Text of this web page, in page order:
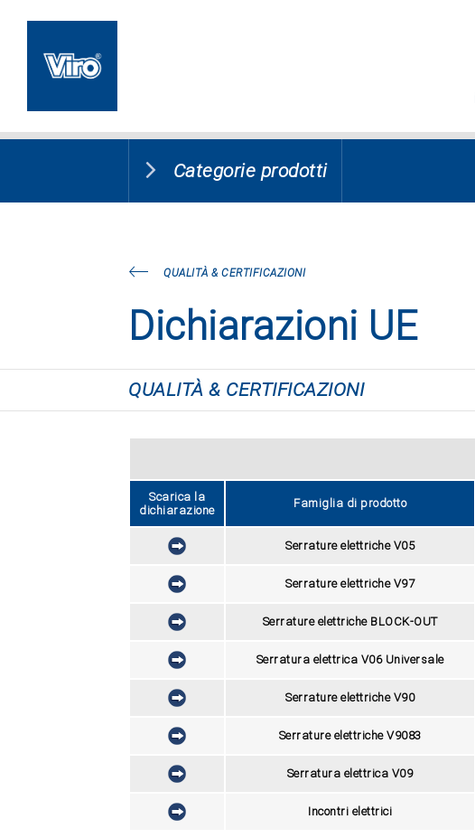
Categorie prodotti
QUALITÀ & CERTIFICAZIONI
Dichiarazioni UE
QUALITÀ & CERTIFICAZIONI
Scarica la
dichiarazione
Famiglia di prodotto
Serrature elettriche V05
Serrature elettriche V97
Serrature elettriche BLOCK-OUT
Serratura elettrica V06 Universale
Serrature elettriche V90
Serrature elettriche V9083
Serratura elettrica V09
Incontri elettrici